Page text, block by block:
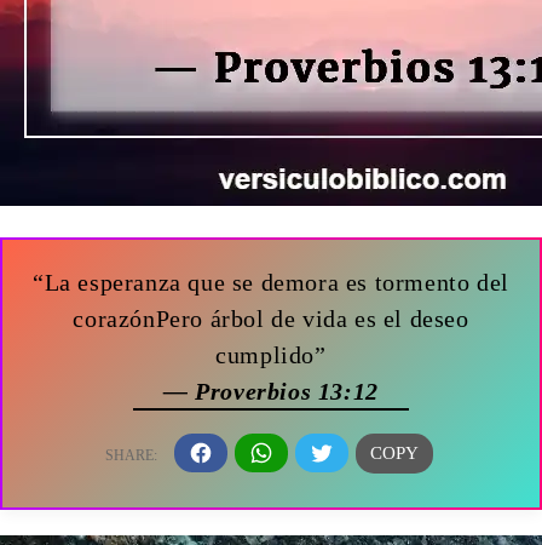
“La esperanza que se demora es tormento del
corazónPero árbol de vida es el deseo
cumplido”
— Proverbios 13:12